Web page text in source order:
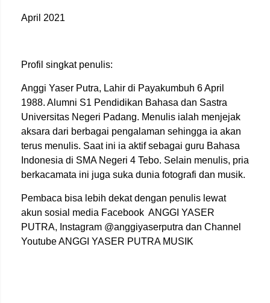
April 2021
Profil singkat penulis:
Anggi Yaser Putra, Lahir di Payakumbuh 6 April
1988. Alumni S1 Pendidikan Bahasa dan Sastra
Universitas Negeri Padang. Menulis ialah menjejak
aksara dari berbagai pengalaman sehingga ia akan
terus menulis. Saat ini ia aktif sebagai guru Bahasa
Indonesia di SMA Negeri 4 Tebo. Selain menulis, pria
berkacamata ini juga suka dunia fotografi dan musik.
Pembaca bisa lebih dekat dengan penulis lewat
akun sosial media Facebook ANGGI YASER
PUTRA, Instagram @anggiyaserputra dan Channel
Youtube ANGGI YASER PUTRA MUSIK